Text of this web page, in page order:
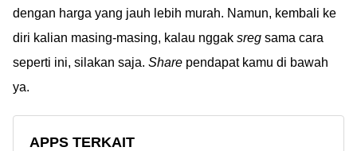
dengan harga yang jauh lebih murah. Namun, kembali ke
diri kalian masing-masing, kalau nggak sreg sama cara
seperti ini, silakan saja. Share pendapat kamu di bawah
ya.
APPS TERKAIT